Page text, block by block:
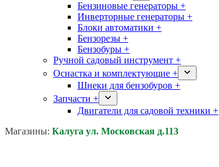
Бензиновые генераторы +
Инверторные генераторы +
Блоки автоматики +
Бензорезы +
Бензобуры +
Ручной садовый инструмент +
Оснастка и комплектующие +
Шнеки для бензобуров +
Запчасти +
Двигатели для садовой техники +
Магазины: Калуга ул. Московская д.113